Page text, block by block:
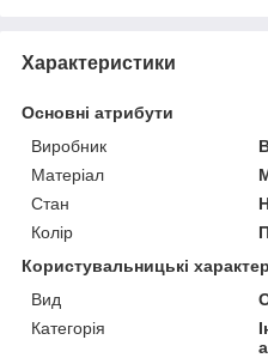
Характеристики
Основні атрибути
Виробник
Матеріал
Стан
Колір
Користувальницькі
Вид
Категорія